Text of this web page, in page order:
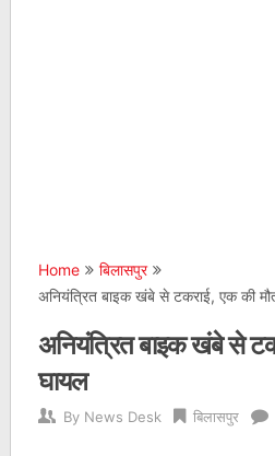
Home
बिलासपुर
अनियंत्रित बाइक खंबे से टकराई, एक की
अनियंत्रित बाइक खंबे से
घायल
By News Desk बिलासपुर